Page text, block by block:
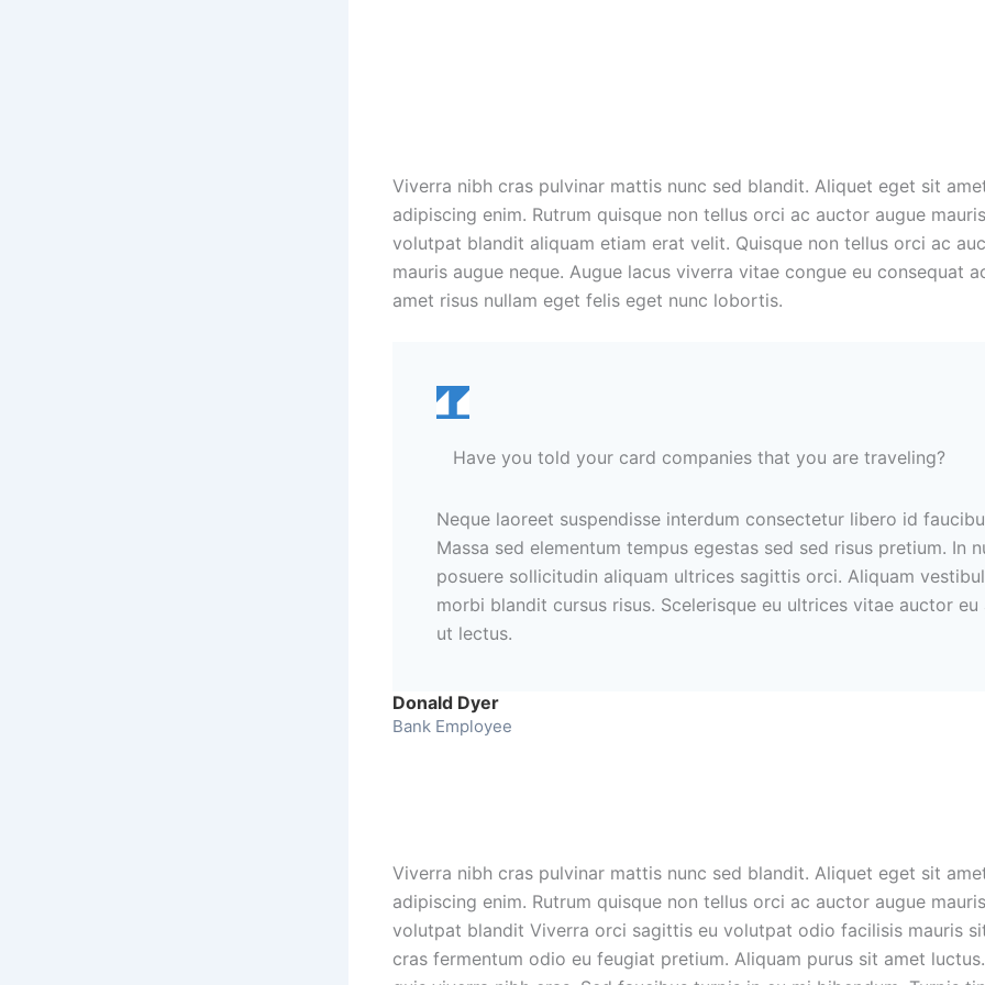
Viverra nibh cras pulvinar mattis nunc sed blandit. Aliquet eget sit
adipiscing enim. Rutrum quisque non tellus orci ac auctor augue
volutpat blandit aliquam etiam erat velit. Quisque non tellus orci ac
mauris augue neque. Augue lacus viverra vitae congue eu consequat
amet risus nullam eget felis eget nunc lobortis.
Have you told your card companies that you are traveling?
Neque laoreet suspendisse interdum consectetur libero id
Massa sed elementum tempus egestas sed sed risus pretium. In
posuere sollicitudin aliquam ultrices sagittis orci. Aliquam
morbi blandit cursus risus. Scelerisque eu ultrices vitae auctor eu
ut lectus.
Donald Dyer
Bank Employee
Viverra nibh cras pulvinar mattis nunc sed blandit. Aliquet eget sit
adipiscing enim. Rutrum quisque non tellus orci ac auctor augue
volutpat blandit Viverra orci sagittis eu volutpat odio facilisis mauris
cras fermentum odio eu feugiat pretium. Aliquam purus sit amet